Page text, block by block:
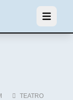
Abrir
TEATRO